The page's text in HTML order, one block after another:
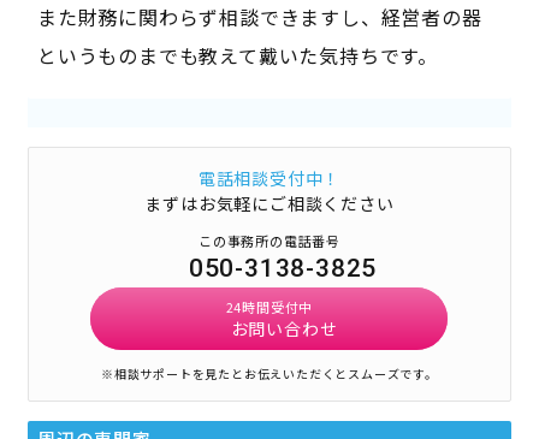
また財務に関わらず相談できますし、経営者の器
というものまでも教えて戴いた気持ちです。
電話相談受付中！
まずはお気軽にご相談ください
この事務所の電話番号
050-3138-3825
24時間受付中
お問い合わせ
※相談サポートを見たとお伝えいただくとスムーズです。